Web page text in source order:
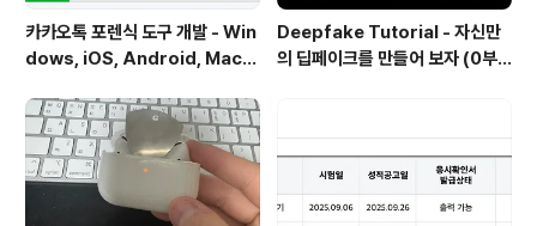
카카오톡 포렌식 도구 개발 - Win
dows, iOS, Android, Mac
Deepfake Tutorial - 자신만
의 딥페이크를 만들어 보자 (0부